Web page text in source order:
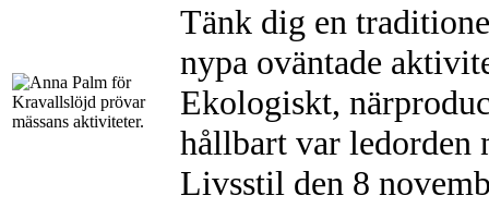
Tänk dig en
nypa oväntade
Ekologiskt,
hållbart var
Livsstil den 8